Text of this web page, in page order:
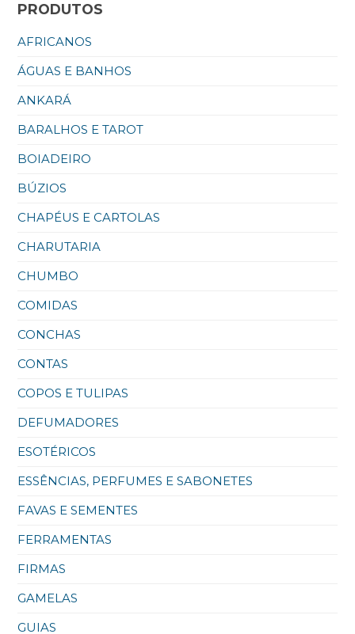
PRODUTOS
AFRICANOS
ÁGUAS E BANHOS
ANKARÁ
BARALHOS E TAROT
BOIADEIRO
BÚZIOS
CHAPÉUS E CARTOLAS
CHARUTARIA
CHUMBO
COMIDAS
CONCHAS
CONTAS
COPOS E TULIPAS
DEFUMADORES
ESOTÉRICOS
ESSÊNCIAS, PERFUMES E SABONETES
FAVAS E SEMENTES
FERRAMENTAS
FIRMAS
GAMELAS
GUIAS